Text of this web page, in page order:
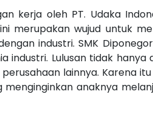
kerja oleh PT. Udaka
merupakan wujud untuk
industri. SMK
industri. Lulusan tidak
lainnya. Karena
anaknya